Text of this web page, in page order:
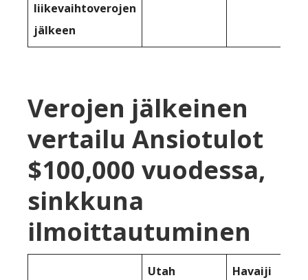
liikevaihtoverojen
jälkeen
Verojen jälkeinen
vertailu Ansiotulot
$100,000 vuodessa,
sinkkuna
ilmoittautuminen
Utah Havaiji